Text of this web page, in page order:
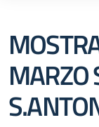
MARZO